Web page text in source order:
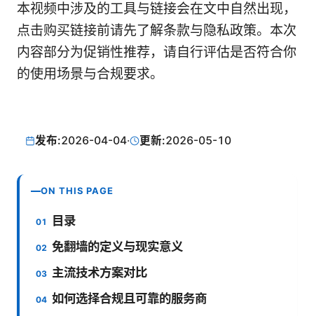
本视频中涉及的工具与链接会在文中自然出现，
点击购买链接前请先了解条款与隐私政策。本次
内容部分为促销性推荐，请自行评估是否符合你
的使用场景与合规要求。
发布:2026-04-04· 更新:2026-05-10
ON THIS PAGE
目录
免翻墙的定义与现实意义
主流技术方案对比
如何选择合规且可靠的服务商